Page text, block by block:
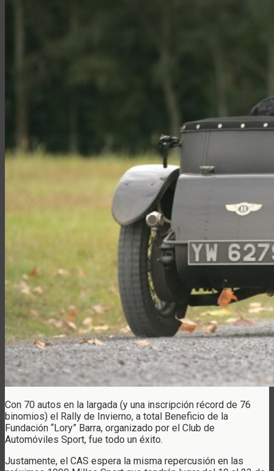
Con 70 autos en la largada (y una inscripción récord de 76
binomios) el Rally de Invierno, a total Beneficio de la
Fundación “Lory” Barra, organizado por el Club de
Automóviles Sport, fue todo un éxito.
Justamente, el CAS espera la misma repercusión en las